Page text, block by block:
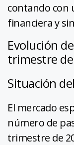
contando con
financiera y
Evolución
trimestre
Situación
El mercado
número de
trimestre de